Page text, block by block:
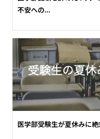
不安への...
医学部受験生が夏休みに